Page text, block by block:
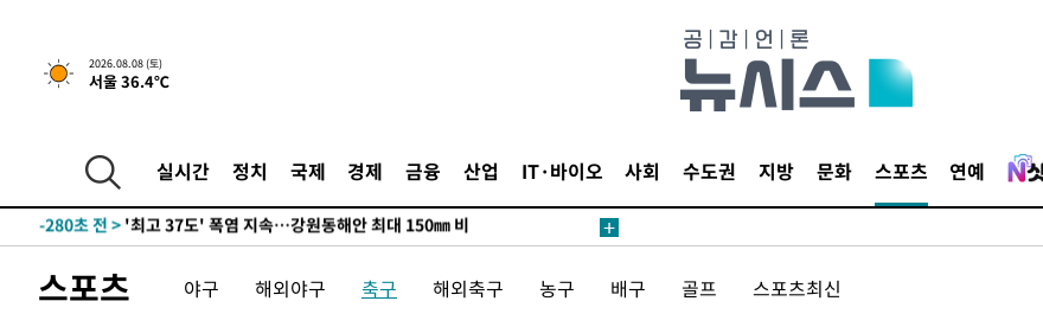
2026.08.08 (토)
서울 36.4℃
실시간 정치 국제 경제 금융 산업 IT·바이오 사회 수도권 지방 문화 스포츠 연예
-19897초 전 >여수 오동도 해상서 모터보트 전복…1명 사망·1명 실종
-16124초 전 >극한폭염 한풀 꺾이지만…'낮 최고 35도' 무더위, 열대야 계속[다음
-11659초 전 >
[속보]'압수수색·성접대 논란' 축구협회 "실망과 걱정 안겨드려 죄
-280초 전 >
1시간 전 > [속보]뉴욕증시 상승 마감…S&P 0.6% 나스닥 1.3%↑
-25297초 전 >
백운산서 80년근 천종산삼 9뿌리 발견…감정가 1.3억원
스포츠 야구 해외야구 축구 해외축구 농구 배구 골프 스포츠최신